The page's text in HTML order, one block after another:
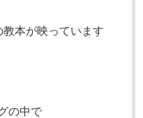
本が映っています
の中で